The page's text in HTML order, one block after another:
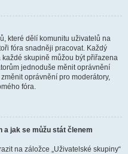
které dělí komunitu uživatelů na
fóra snadněji pracovat. Každý
skupině můžou být přiřazena
jednoduše měnit oprávnění
oprávnění pro moderátory,
fóra.
a jak se můžu stát členem
na záložce „Uživatelské skupiny“